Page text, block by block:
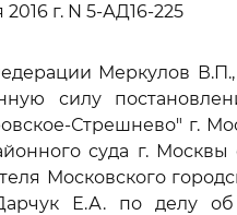
2016 г. N 5-АД16-225
Меркулов
силу
Стрешнево" г.
суда г. Москвы
Московского
Е.А. по делу об